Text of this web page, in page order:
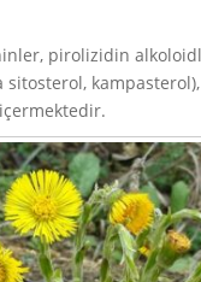
pirolizidin
sitosterol,